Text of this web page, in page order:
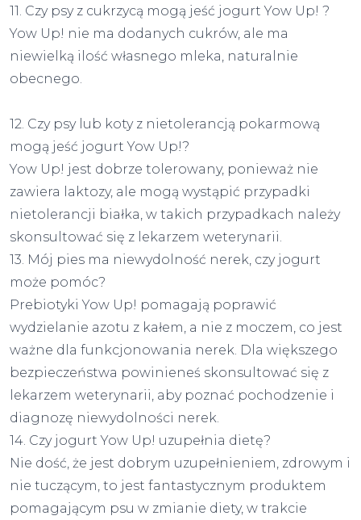
11. Czy psy z cukrzycą mogą jeść jogurt Yow Up! ?
Yow Up! nie ma dodanych cukrów, ale ma
niewielką ilość własnego mleka, naturalnie
obecnego.
12. Czy psy lub koty z nietolerancją pokarmową
mogą jeść jogurt Yow Up!?
Yow Up! jest dobrze tolerowany, ponieważ nie
zawiera laktozy, ale mogą wystąpić przypadki
nietolerancji białka, w takich przypadkach należy
skonsultować się z lekarzem weterynarii.
13. Mój pies ma niewydolność nerek, czy jogurt
może pomóc?
Prebiotyki Yow Up! pomagają poprawić
wydzielanie azotu z kałem, a nie z moczem, co jest
ważne dla funkcjonowania nerek. Dla większego
bezpieczeństwa powinieneś skonsultować się z
lekarzem weterynarii, aby poznać pochodzenie i
diagnozę niewydolności nerek.
14. Czy jogurt Yow Up! uzupełnia dietę?
Nie dość, że jest dobrym uzupełnieniem, zdrowym i
nie tuczącym, to jest fantastycznym produktem
pomagającym psu w zmianie diety, w trakcie